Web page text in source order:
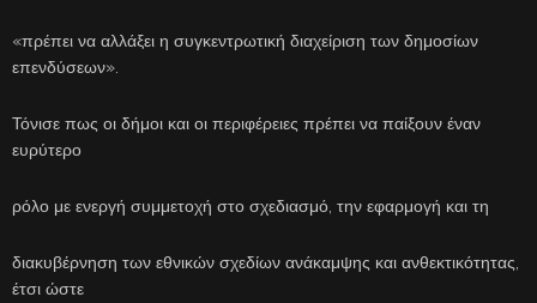
«πρέπει να αλλάξει η συγκεντρωτική διαχείριση των δημοσίων
επενδύσεων».
Τόνισε πως οι δήμοι και οι περιφέρειες πρέπει να παίξουν έναν
ευρύτερο
ρόλο με ενεργή συμμετοχή στο σχεδιασμό, την εφαρμογή και τη
διακυβέρνηση των εθνικών σχεδίων ανάκαμψης και ανθεκτικότητας,
έτσι ώστε